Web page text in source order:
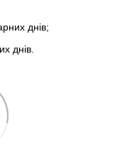
днів;
днів.